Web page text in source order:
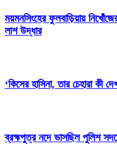
ময়মনসিংহের ফুলবাড়িয়ায়
লাশ উদ্ধার
‘কিসের হাসিনা, তার চেহারা কী
ব্রহ্মপুত্র নদে ভাসছিল পুলিশ